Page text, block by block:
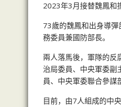
2023年3月接替魏鳳和
73歲的魏鳳和出身導
務委員兼國防部長。
兩人落馬後，軍隊的
治局委員、中央軍委副
員、中央軍委聯合參謀
目前，由7人組成的中